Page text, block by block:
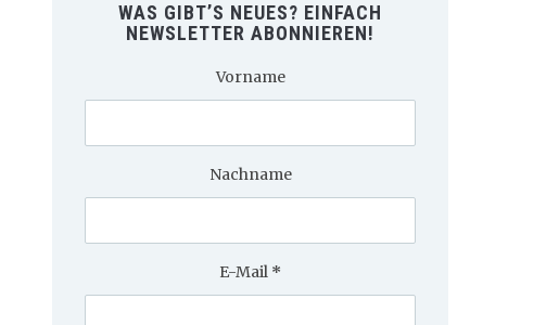
WAS GIBT’S NEUES? EINFACH
NEWSLETTER ABONNIEREN!
Vorname
Nachname
E-Mail *